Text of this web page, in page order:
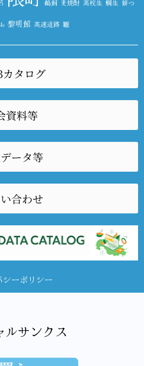
鵜飼 麦焼酎 高校生 鯛生 餅つ
黎明館 高速道路 雛
タログ
資料等
ータ等
合わせ
シーポリシー
ルサンクス